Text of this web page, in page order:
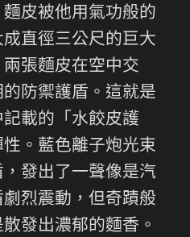
皮被他用氣功般的
直徑三公尺的巨大
張麵皮在空中交
防禦護盾。這就是
載的「水餃皮護
。藍色離子炮光束
發出了一聲像是汽
烈震動，但奇蹟般
發出濃郁的麵香。